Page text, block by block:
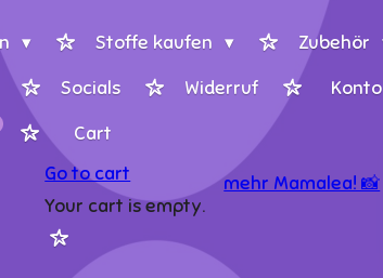
Stoffe kaufen
Zubehör
Socials Widerruf Konto
Cart
Go to cart
Your cart is empty.
mehr Mamalea! 📸